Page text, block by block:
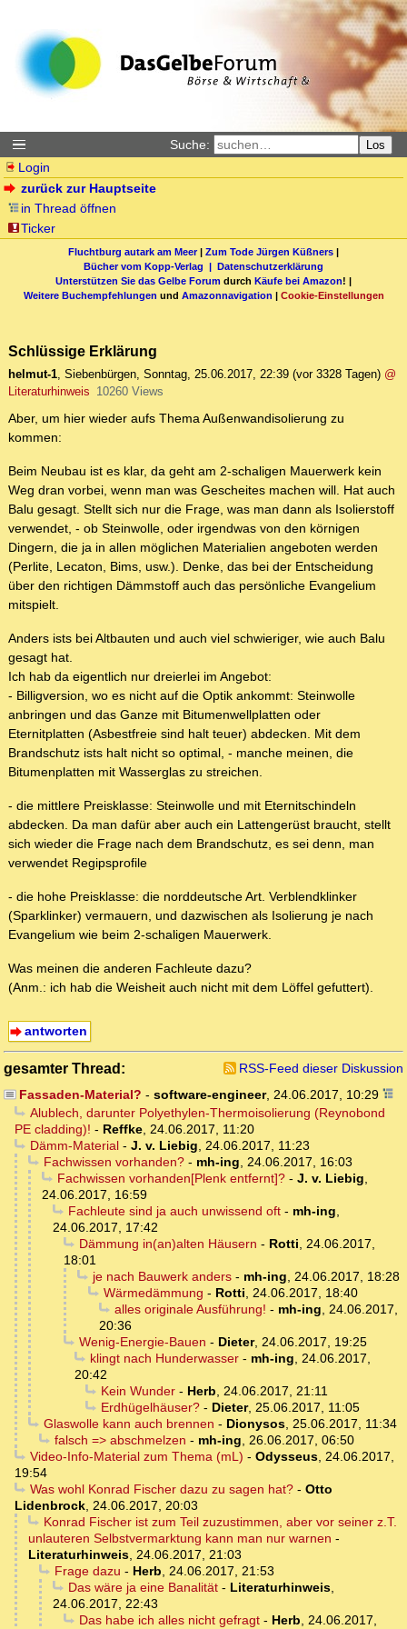
Suche: Los
Login
zurück zur Hauptseite
in Thread öffnen
Ticker
Fluchtburg autark am Meer| Zum Tode Jürgen Küßners |
Bücher vom Kopp-Verlag | Datenschutzerklärung
Unterstützen Sie das Gelbe Forum durch Käufe bei Amazon! |
Weitere Buchempfehlungen und Amazonnavigation | Cookie-Einstellungen
Schlüssige Erklärung
helmut-1, Siebenbürgen, Sonntag, 25.06.2017, 22:39 (vor 3328 Tagen) @
Literaturhinweis 10260 Views
Aber, um hier wieder aufs Thema Außenwandisolierung zu
kommen:
Beim Neubau ist es klar, da geht am 2-schaligen Mauerwerk kein
Weg dran vorbei, wenn man was Gescheites machen will. Hat auch
Balu gesagt. Stellt sich nur die Frage, was man dann als Isolierstoff
verwendet, - ob Steinwolle, oder irgendwas von den körnigen
Dingern, die ja in allen möglichen Materialien angeboten werden
(Perlite, Lecaton, Bims, usw.). Denke, das bei der Entscheidung
über den richtigen Dämmstoff auch das persönliche Evangelium
mitspielt.
Anders ists bei Altbauten und auch viel schwieriger, wie auch Balu
gesagt hat.
Ich hab da eigentlich nur dreierlei im Angebot:
- Billigversion, wo es nicht auf die Optik ankommt: Steinwolle
anbringen und das Ganze mit Bitumenwellplatten oder
Eternitplatten (Asbestfreie sind halt teuer) abdecken. Mit dem
Brandschutz ists halt nicht so optimal, - manche meinen, die
Bitumenplatten mit Wasserglas zu streichen.
- die mittlere Preisklasse: Steinwolle und mit Eternitschindeln
abdecken. Da man dafür aber auch ein Lattengerüst braucht, stellt
sich wieder die Frage nach dem Brandschutz, es sei denn, man
verwendet Regipsprofile
- die hohe Preisklasse: die norddeutsche Art. Verblendklinker
(Sparklinker) vermauern, und dazwischen als Isolierung je nach
Evangelium wie beim 2-schaligen Mauerwerk.
Was meinen die anderen Fachleute dazu?
(Anm.: ich hab die Weisheit auch nicht mit dem Löffel gefuttert).
antworten
gesamter Thread:
RSS-Feed dieser Diskussion
Fassaden-Material? - software-engineer, 24.06.2017, 10:29
Alublech, darunter Polyethylen-Thermoisolierung (Reynobond
PE cladding)! - Reffke, 24.06.2017, 11:20
Dämm-Material- J. v. Liebig, 24.06.2017, 11:23
Fachwissen vorhanden?- mh-ing, 24.06.2017, 16:03
Fachwissen vorhanden[Plenk entfernt]?- J. v. Liebig,
24.06.2017, 16:59
Fachleute sind ja auch unwissend oft- mh-ing,
24.06.2017, 17:42
Dämmung in(an)alten Häusern - Rotti, 24.06.2017,
18:01
je nach Bauwerk anders- mh-ing, 24.06.2017, 18:28
Wärmedämmung - Rotti, 24.06.2017, 18:40
alles originale Ausführung! - mh-ing, 24.06.2017,
20:36
Wenig-Energie-Bauen - Dieter, 24.06.2017, 19:25
klingt nach Hunderwasser- mh-ing, 24.06.2017,
20:42
Kein Wunder- Herb, 24.06.2017, 21:11
Erdhügelhäuser?- Dieter, 25.06.2017, 11:05
Glaswolle kann auch brennen - Dionysos, 25.06.2017, 11:34
falsch => abschmelzen - mh-ing, 26.06.2017, 06:50
Video-Info-Material zum Thema (mL) - Odysseus, 24.06.2017,
19:54
Was wohl Konrad Fischer dazu zu sagen hat?- Otto
Lidenbrock, 24.06.2017, 20:03
Konrad Fischer ist zum Teil zuzustimmen, aber vor seiner z.T.
unlauteren Selbstvermarktung kann man nur warnen -
Literaturhinweis, 24.06.2017, 21:03
Frage dazu - Herb, 24.06.2017, 21:53
Das wäre ja eine Banalität- Literaturhinweis,
24.06.2017, 22:43
Das habe ich alles nicht gefragt- Herb, 24.06.2017,